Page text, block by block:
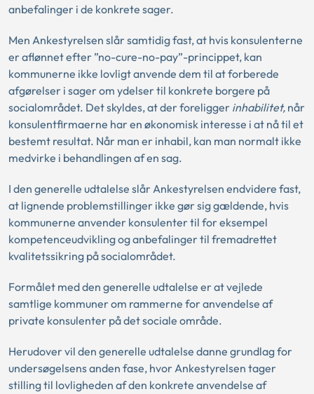
anbefalinger i de konkrete sager.
Men Ankestyrelsen slår samtidig fast, at hvis konsulenterne
er aflønnet efter ”no-cure-no-pay”-princippet, kan
kommunerne ikke lovligt anvende dem til at forberede
afgørelser i sager om ydelser til konkrete borgere på
socialområdet. Det skyldes, at der foreligger inhabilitet, når
konsulentfirmaerne har en økonomisk interesse i at nå til et
bestemt resultat. Når man er inhabil, kan man normalt ikke
medvirke i behandlingen af en sag.
I den generelle udtalelse slår Ankestyrelsen endvidere fast,
at lignende problemstillinger ikke gør sig gældende, hvis
kommunerne anvender konsulenter til for eksempel
kompetenceudvikling og anbefalinger til fremadrettet
kvalitetssikring på socialområdet.
Formålet med den generelle udtalelse er at vejlede
samtlige kommuner om rammerne for anvendelse af
private konsulenter på det sociale område.
Herudover vil den generelle udtalelse danne grundlag for
undersøgelsens anden fase, hvor Ankestyrelsen tager
stilling til lovligheden af den konkrete anvendelse af